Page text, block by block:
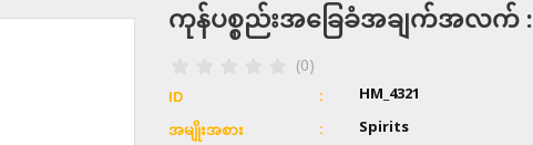
ကုန်ပစ္စည်းအခြေခံအချက်အလက် :
(0)
ID HM_4321
အမျိုးအစား Spirits